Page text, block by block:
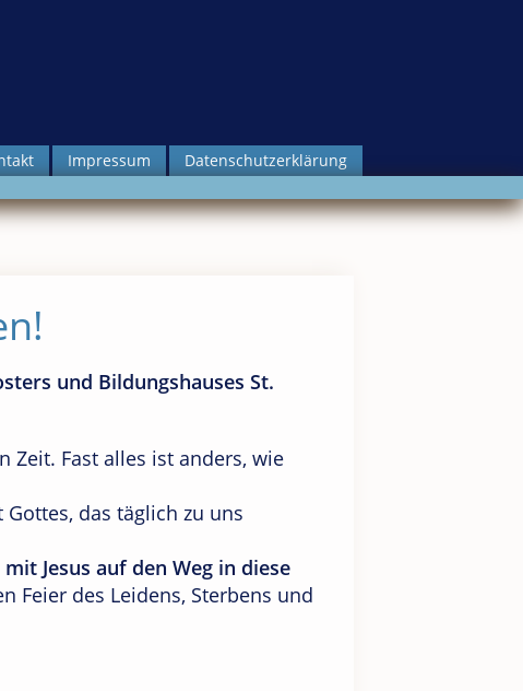
Impressum Datenschutzerklärung
und Bildungshauses St.
Zeit. Fast alles ist anders, wie
das täglich zu uns
Jesus auf den Weg in diese
Feier des Leidens, Sterbens und